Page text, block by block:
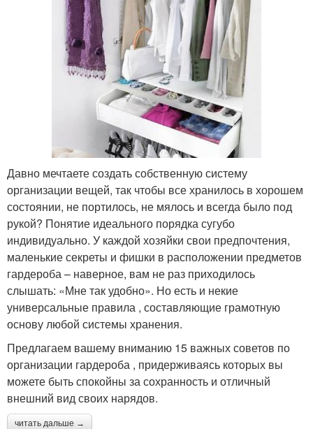
Давно мечтаете создать собственную систему
организации вещей, так чтобы все хранилось в хорошем
состоянии, не портилось, не мялось и всегда было под
рукой? Понятие идеального порядка сугубо
индивидуально. У каждой хозяйки свои предпочтения,
маленькие секреты и фишки в расположении предметов
гардероба – наверное, вам не раз приходилось
слышать: «Мне так удобно». Но есть и некие
универсальные правила , составляющие грамотную
основу любой системы хранения.
Предлагаем вашему вниманию 15 важных советов по
организации гардероба , придерживаясь которых вы
можете быть спокойны за сохранность и отличный
внешний вид своих нарядов.
читать дальше →